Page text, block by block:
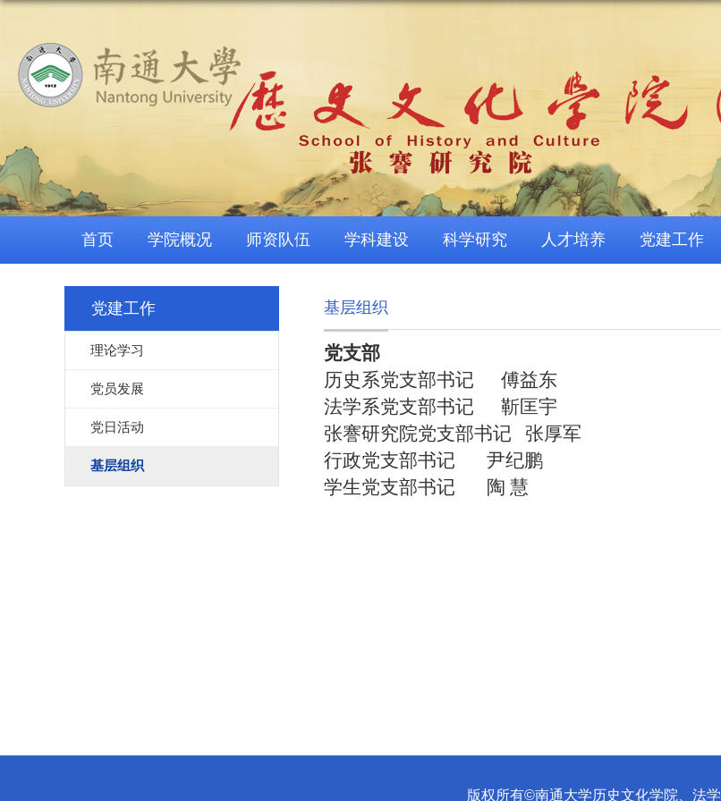
首页 学院概况 师资队伍 学科建设 科学研究 人才培养 党建工作
党建工作
理论学习
党员发展
党日活动
基层组织
基层组织
党支部
历史系党支部书记 傅益东
法学系党支部书记 靳匡宇
张謇研究院党支部书记 张厚军
行政党支部书记 尹纪鹏
学生党支部书记 陶 慧
版权所有©南通大学历史文化学院、法